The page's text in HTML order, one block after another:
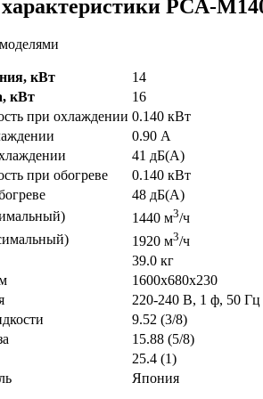
PCA-
кВт
14
кВт
16
при охлаждении 0.140 кВт
0.90 А
41 дБ(А)
при обогреве
0.140 кВт
48 дБ(А)
1440 м3/ч
1920 м3/ч
39.0 кг
1600x680x230
220-240 В, 1 ф, 50 Гц
9.52 (3/8)
15.88 (5/8)
25.4 (1)
Япония